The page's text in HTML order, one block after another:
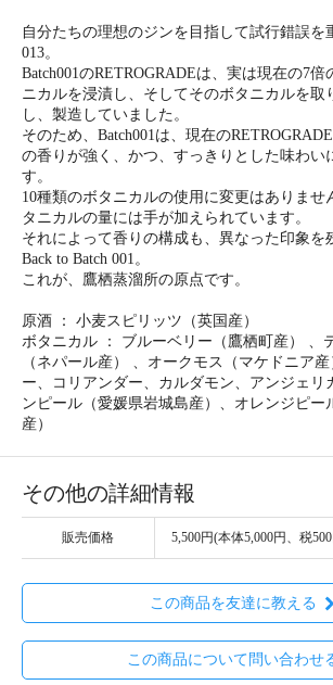
自分たちの理想のジンを目指して試行錯誤を
013。
Batch001のRETROGRADEは、実は現在の7
ニカルを浸漬し、そしてそのボタニカルを取
し、製造していました。
そのため、Batch001は、現在の
の香りが強く、かつ、すっきりとした味わい
す。
10種類のボタニカルの使用に変更はありませ
タニカルの量には手が加えられています。
それによって香りの構成も、異なった印象を
Back to Batch 001。
これが、鷹栖蒸溜所の原点です。
原酒 ： 小麦スピリッツ（英国産）
ボタニカル ： ブルーベリー（鷹栖町産） 、
（ネパール産） 、オークモス（マケドニア
ー、コリアンダー、カルダモン、アンジェリ
ンピール（愛媛県岩城島産）、オレンジピー
産）
その他の詳細情報
販売価格 5,500円(本体5,000円、税
この商品を友達に教える
この商品について問い合わせ